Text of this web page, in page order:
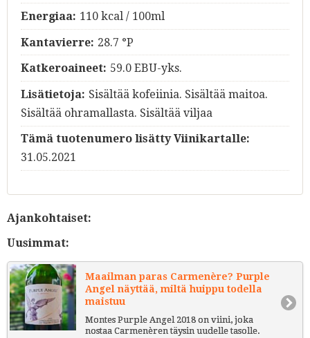
Energiaa: 110 kcal / 100ml
Kantavierre: 28.7 °P
Katkeroaineet: 59.0 EBU-yks.
Lisätietoja: Sisältää kofeiinia. Sisältää maitoa.
Sisältää ohramallasta. Sisältää viljaa
Tämä tuotenumero lisätty Viinikartalle:
31.05.2021
Ajankohtaiset:
Uusimmat:
Maailman paras Carmenère? Purple
Angel näyttää, miltä huippu todella
maistuu
Montes Purple Angel 2018 on viini, joka
nostaa Carmenèren täysin uudelle tasolle.